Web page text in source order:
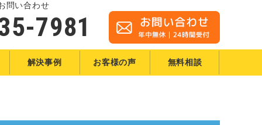
問い合わせ
7981
解決事例 お客様の声 無料相談